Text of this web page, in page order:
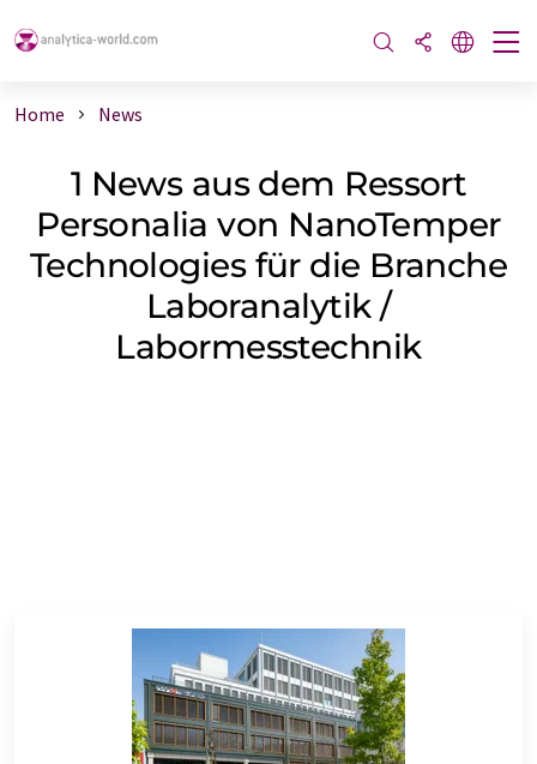
Home News
1 News aus dem Ressort
Personalia von NanoTemper
Technologies für die Branche
Laboranalytik /
Labormesstechnik